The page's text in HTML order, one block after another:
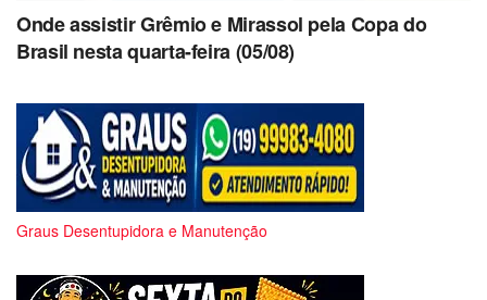
Onde assistir Grêmio e Mirassol pela Copa do
Brasil nesta quarta-feira (05/08)
Graus Desentupidora e Manutenção